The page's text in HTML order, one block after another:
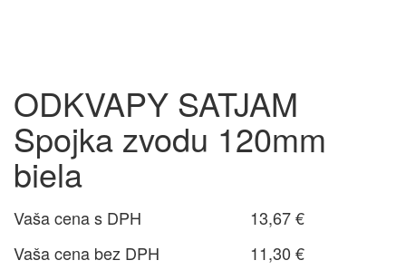
ODKVAPY SATJAM
Spojka zvodu 120mm
biela
Vaša cena s DPH
13,67 €
Vaša cena bez DPH
11,30 €